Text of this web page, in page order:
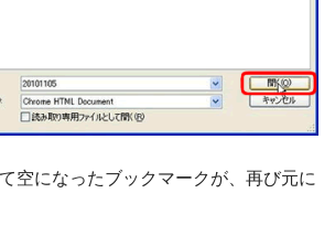
空になったブックマークが、再び元に